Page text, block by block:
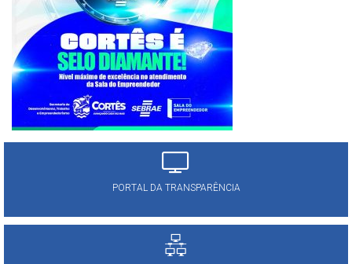
PORTAL DA TRANSPARÊNCIA